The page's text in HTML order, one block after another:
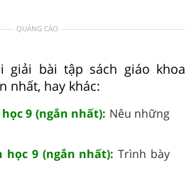
QUẢNG CÁO
giải bài tập sách giáo khoa
nhất, hay khác:
9 (ngắn nhất): Nêu những
học 9 (ngắn nhất): Trình bày